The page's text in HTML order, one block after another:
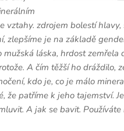
vztahy. zdrojem bolestí
zlepšíme je na základě
mužská láska, hrdost zemřela
A čím těžší ho dráždilo,
kdo je, co je málo
že patříme k jeho tajemství.
A jak se bavit. Používáte